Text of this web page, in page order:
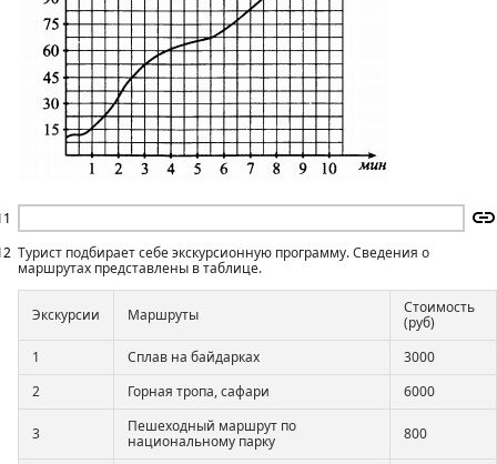
Турист подбирает себе экскурсионную программу. Сведения о
маршрутах представлены в таблице.
Экскурсии Маршруты
Стоимость
(руб)
1
Сплав на байдарках
3000
2
Горная тропа, сафари 6000
3
Пешеходный маршрут по
национальному парку
800